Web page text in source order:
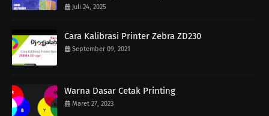
Juli 24, 2025
Cara Kalibrasi Printer Zebra ZD230
September 09, 2021
Warna Dasar Cetak Printing
Maret 27, 2023